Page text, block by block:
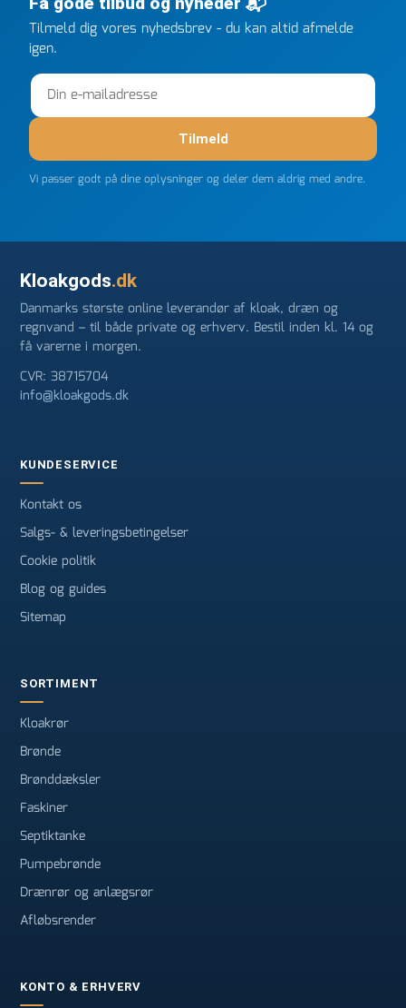
gang jeg skal bruge noget, vil jeg ringe til dem
FØRST. De varmeste og venligste hilsner fra Rene
Tilmeld dig vores nyhedsbrev - du kan altid afmelde
igen.
Tilmeld
Vi passer godt på dine oplysninger og deler dem aldrig med andre.
Kloakgods.dk
Danmarks største online leverandør af kloak, dræn og
regnvand – til både private og erhverv. Bestil inden kl. 14 og
få varerne i morgen.
CVR: 38715704
info@kloakgods.dk
KUNDESERVICE
Kontakt os
Salgs- & leveringsbetingelser
Cookie politik
Blog og guides
Sitemap
SORTIMENT
Kloakrør
Brønde
Brønddæksler
Faskiner
Septiktanke
Pumpebrønde
Drænrør og anlægsrør
Afløbsrender
KONTO & ERHVERV